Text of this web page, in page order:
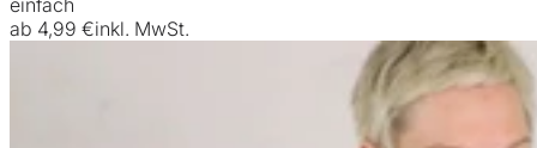
einfach
ab 4,99 €inkl. MwSt.